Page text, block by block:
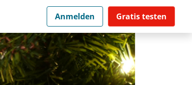
Anmelden Gratis testen